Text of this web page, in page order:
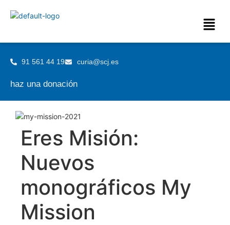
91 561 44 19 curia@scj.es
haz una donación
Eres Misión:
Nuevos
monográficos My
Mission